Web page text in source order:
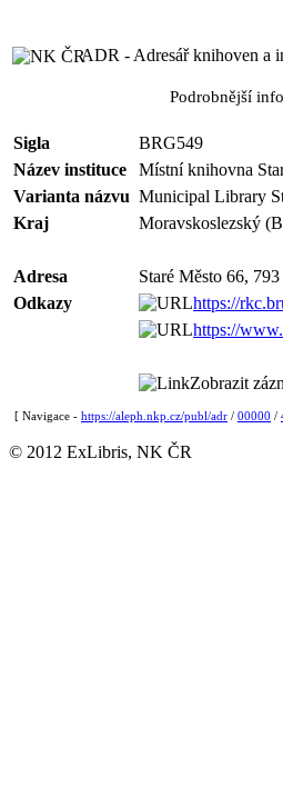
ADR - Adresář knihoven a
Podrobnější
Sigla
BRG549
Název instituce
Místní knihovna
Varianta názvu Municipal Library
Kraj
Moravskoslezský
Adresa
Staré Město 66,
Odkazy
https://
https://
Zobrazit
[ Navigace - https://aleph.nkp.cz/publ/adr / 00000 /
© 2012 ExLibris, NK ČR